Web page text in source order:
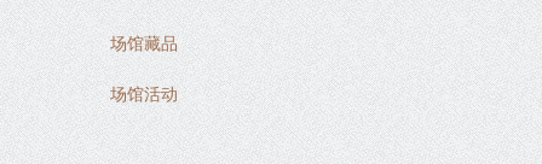
场馆藏品
场馆活动